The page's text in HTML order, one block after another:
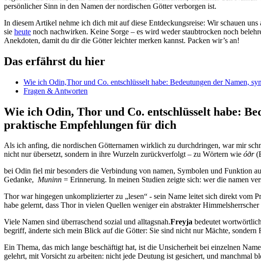
persönlicher Sinn in den Namen der nordischen Götter verborgen ist.
In diesem Artikel nehme ich dich mit auf diese Entdeckungsreise: Wir schauen
sie heute noch nachwirken. Keine Sorge – es wird weder staubtrocken noch
Anekdoten, damit du dir die Götter leichter merken kannst. Packen ⁣wir’s an!
Das erfährst du⁣ hier
Wie ich Odin,Thor ​und Co. entschlüsselt habe: Bedeutungen der Namen,
Fragen & Antworten
Wie ich Odin, Thor und Co. entschlüsselt habe:
praktische Empfehlungen⁢ für dich
Als ich anfing,‌ die nordischen Götternamen​ wirklich zu durchdringen, war mir
nicht nur ‍übersetzt, sondern ⁢in ihre Wurzeln zurückverfolgt – zu Wörtern ⁤wie óðr
bei Odin fiel mir besonders die Verbindung von namen, ⁤Symbolen und Funktion
Gedanke, ⁣ Muninn = ⁣Erinnerung. In meinen Studien zeigte sich: wer die​ namen
Thor war hingegen unkomplizierter zu „lesen“ ‌- sein ‍Name leitet sich direkt vom
habe gelernt, dass Thor in vielen Quellen weniger ein abstrakter
Viele ‍Namen sind überraschend ‍sozial und alltagsnah.Freyja bedeutet
begriff, änderte sich mein Blick auf die Götter: Sie sind nicht nur ⁣Mächte,⁣ sondern
Ein Thema, das mich lange beschäftigt hat, ist die Unsicherheit bei einzelnen
gelehrt, mit Vorsicht zu arbeiten: nicht ⁢jede Deutung ‍ist gesichert, und manchmal